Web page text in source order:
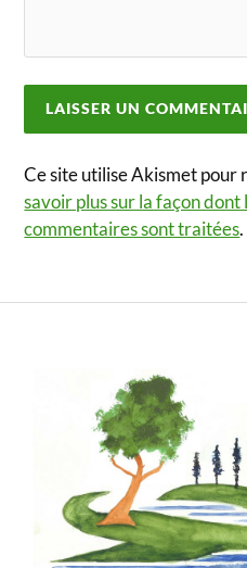
Ce site utilise Akismet pour
savoir plus sur la façon dont
commentaires sont traitées.